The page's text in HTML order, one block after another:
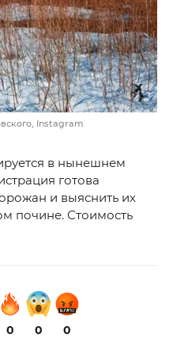
Instagram
в нынешнем
готова
и выяснить их
почине. Стоимость
0 0 0